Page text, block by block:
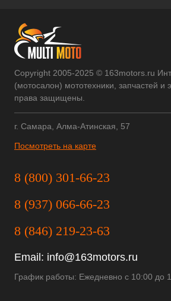
Copyright 2005-2025 © 163motors.ru
(мотосалон) мототехники, запчастей и
права защищены.
г. Самара, Алма-Атинская, 57
Посмотреть на карте
8 (800) 301-66-23
8 (937) 066-66-23
8 (846) 219-23-63
Email: info@163motors.ru
График работы: Ежедневно с 10:00 до